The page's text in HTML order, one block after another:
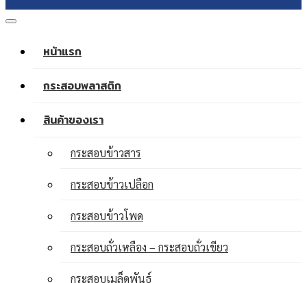
หน้าแรก
กระสอบพลาสติก
สินค้าของเรา
กระสอบข้าวสาร
กระสอบข้าวเปลือก
กระสอบข้าวโพด
กระสอบถั่วเหลือง – กระสอบถั่วเขียว
กระสอบเมล็ดพันธุ์